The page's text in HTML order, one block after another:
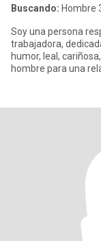
Buscando: Hombre
Soy una persona
trabajadora,
humor, leal,
hombre para una